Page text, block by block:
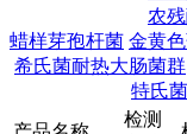
农
蜡样芽孢杆菌 金黄
希氏菌耐热大肠菌群
特氏
检测